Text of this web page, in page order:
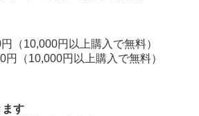
10,000円以上購入で無料）
（10,000円以上購入で無料）
す